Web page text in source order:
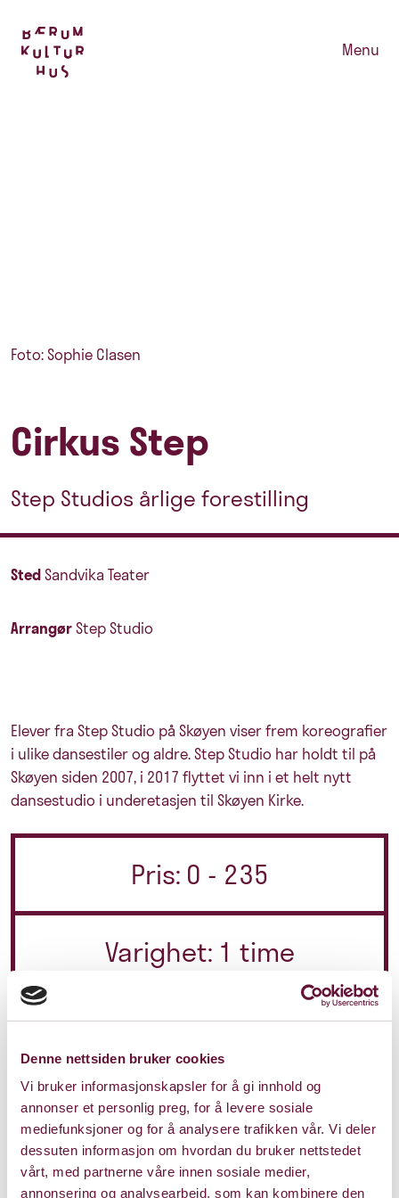
Denne nettsiden bruker cookies
Vi bruker informasjonskapsler for å gi innhold og
annonser et personlig preg, for å levere sosiale
mediefunksjoner og for å analysere trafikken vår. Vi deler
dessuten informasjon om hvordan du bruker nettstedet
vårt, med partnerne våre innen sosiale medier,
annonsering og analysearbeid, som kan kombinere den
Menu
Foto: Sophie Clasen
Cirkus Step
Step Studios årlige forestilling
StedSandvika Teater
ArrangørStep Studio
Elever fra Step Studio på Skøyen viser frem koreografier
i ulike dansestiler og aldre. Step Studio har holdt til på
Skøyen siden 2007, i 2017 flyttet vi inn i et helt nytt
dansestudio i underetasjen til Skøyen Kirke.
Pris: 0 - 235
Varighet: 1 time
Søndag 8. mai 2022
Kl. 15:00 Forestillingen er spilt